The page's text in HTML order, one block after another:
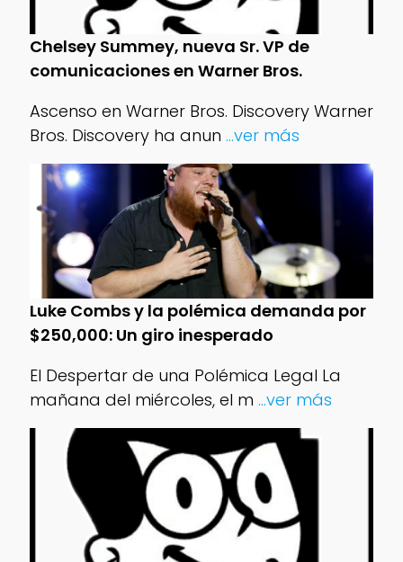
Chelsey Summey, nueva Sr. VP de
comunicaciones en Warner Bros.
Ascenso en Warner Bros. Discovery Warner
Bros. Discovery ha anun ...ver más
Luke Combs y la polémica demanda por
$250,000: Un giro inesperado
El Despertar de una Polémica Legal La
mañana del miércoles, el m ...ver más